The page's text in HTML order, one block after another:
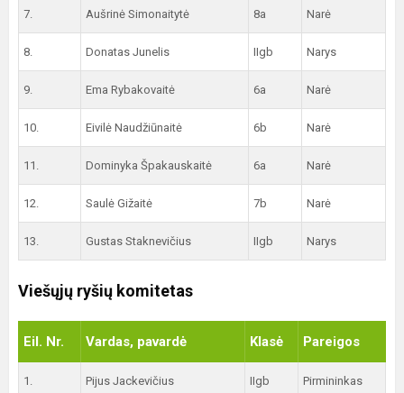
7. Aušrinė Simonaitytė 8a Narė
8. Donatas Junelis IIgb Narys
9. Ema Rybakovaitė 6a Narė
10. Eivilė Naudžiūnaitė 6b Narė
11. Dominyka Špakauskaitė 6a Narė
12. Saulė Gižaitė 7b Narė
13. Gustas Staknevičius IIgb Narys
Viešųjų ryšių komitetas
Eil. Nr. Vardas, pavardė Klasė Pareigos
1. Pijus Jackevičius IIgb Pirmininkas